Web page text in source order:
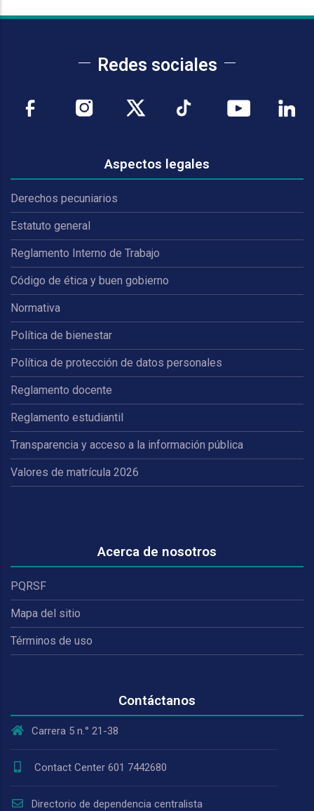
Redes sociales
Aspectos legales
Derechos pecuniarios
Estatuto general
Reglamento Interno de Trabajo
Código de ética y buen gobierno
Normativa
Política de bienestar
Política de protección de datos personales
Reglamento docente
Reglamento estudiantil
Transparencia y acceso a la información pública
Valores de matrícula 2026
Acerca de nosotros
PQRSF
Mapa del sitio
Términos de uso
Contáctanos
Carrera 5 n.° 21-38
Contact Center 601 7442680
Directorio de dependencia centralista